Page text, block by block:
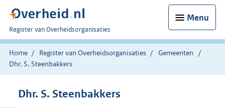
Menu
U
bent
nu
hier:
Register van Overheidsorganisaties
Home Register van Overheidsorganisaties
Gemeenten
Dhr. S. Steenbakkers
Dhr. S. Steenbakkers